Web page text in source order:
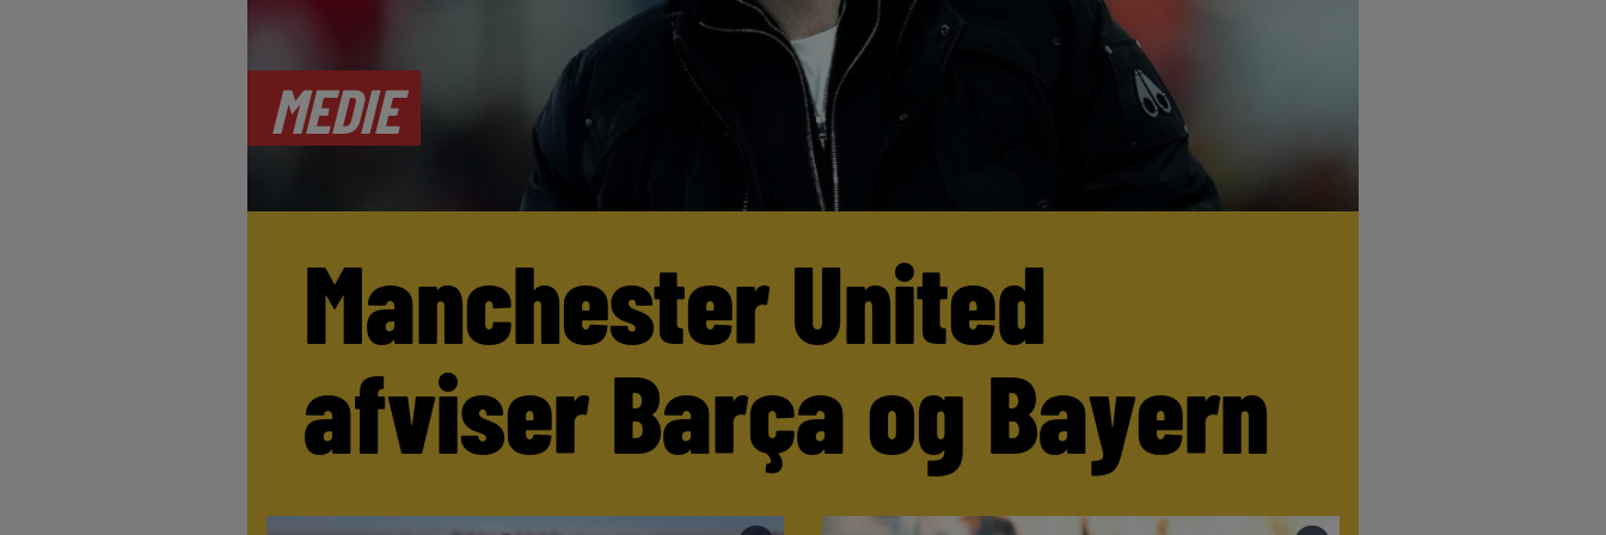
MEDIE
Manchester United
afviser Barça og Bayern